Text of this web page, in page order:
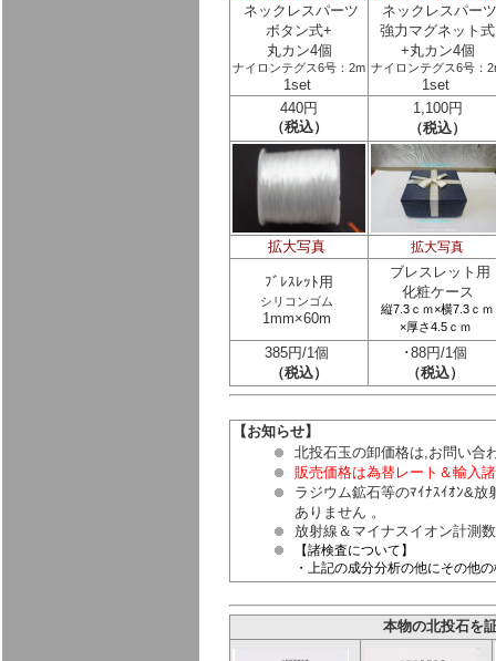
ネックレスパーツ
ボタン式+
丸カン4個
ナイロンテグス6号：2m
1set
ネックレスパーツ
強力マグネット式
+丸カン4個
ナイロンテグス6号：
1set
440円
（税込）
1,100円
（税込）
拡大写真 拡大写真
ﾌﾞﾚｽﾚｯﾄ用
シリコンゴム
1mm×60m
ブレスレット用
化粧ケース
縦7.3ｃｍ×横7.3ｃｍ
×厚さ4.5ｃｍ
385円/1個
（税込）
･88円/1個
（税込）
【お知らせ】
北投石玉の卸価格は,お問い合
販売価格は為替レート＆輸入
ラジウム鉱石等のﾏｲﾅｽｲｵﾝ&
ありません 。
放射線＆マイナスイオン計測
【諸検査について】
・上記の成分分析の他にその他
本物の北投石を